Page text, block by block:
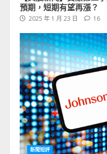
預期，短期有望再漲？
2025 年 1 月 23 日 16
新聞短評